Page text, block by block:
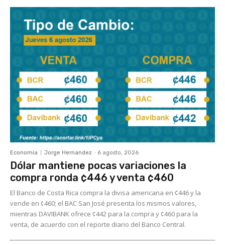
Economía Jorge Hernandez - 6 agosto, 2026
Dólar mantiene pocas variaciones la
compra ronda ¢446 y venta ¢460
El Banco de Costa Rica compra la divisa americana en ¢446 y la
vende en ¢460; el BAC San José presenta los mismos valores,
mientras DAVIBANK ofrece ¢442 para la compra y ¢460 para la
venta, de acuerdo con el reporte diario del Banco Central.